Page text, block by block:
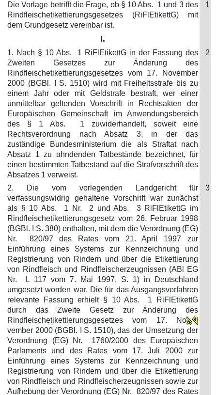
Die Vorlage betrifft die Frage, ob § 10 Abs. 1 und 3 des
Rindfleischetikettierungsgesetzes (RiFlEtikettG) mit
dem Grundgesetz vereinbar ist.
1
I.
1. Nach § 10 Abs. 1 RiFlEtikettG in der Fassung des
Zweiten Gesetzes zur Änderung des
Rindfleischetikettierungsgesetzes vom 17. November
2000 (BGBl. I S. 1510) wird mit Freiheitsstrafe bis zu
einem Jahr oder mit Geldstrafe bestraft, wer einer
unmittelbar geltenden Vorschrift in Rechtsakten der
Europäischen Gemeinschaft im Anwendungsbereich
des § 1 Abs. 1 zuwiderhandelt, soweit eine
Rechtsverordnung nach Absatz 3, in der das
zuständige Bundesministerium die als Straftat nach
Absatz 1 zu ahndenden Tatbestände bezeichnet, für
einen bestimmten Tatbestand auf die Strafvorschrift des
Absatzes 1 verweist.
2
2. Die vom vorlegenden Landgericht für
verfassungswidrig gehaltene Vorschrift war zunächst
als § 10 Abs. 1 Nr. 2 und Abs. 3 RiFlEtikettG im
Rindfleischetikettierungsgesetz vom 26. Februar 1998
(BGBl. I S. 380) enthalten, mit dem die Verordnung (EG)
Nr. 820/97 des Rates vom 21. April 1997 zur
Einführung eines Systems zur Kennzeichnung und
Registrierung von Rindern und über die Etikettierung
von Rindfleisch und Rindfleischerzeugnissen (ABl EG
Nr. L 117 vom 7. Mai 1997, S. 1) in Deutschland
umgesetzt worden war. Die für das Ausgangsverfahren
relevante Fassung erhielt § 10 Abs. 1 RiFlEtikettG
durch das Zweite Gesetz zur Änderung des
Rindfleischetikettierungsgesetzes vom 17. No
vember 2000 (BGBl. I S. 1510), das der Umsetzung der
Verordnung (EG) Nr. 1760/2000 des Europäischen
Parlaments und des Rates vom 17. Juli 2000 zur
Einführung eines Systems zur Kennzeichnung und
Registrierung von Rindern und über die Etikettierung
von Rindfleisch und Rindfleischerzeugnissen sowie zur
Aufhebung der Verordnung (EG) Nr. 820/97 des Rates
3